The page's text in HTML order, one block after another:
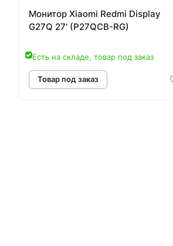
Монитор Xiaomi Redmi Display
G27Q 27' (P27QCB-RG)
Есть на складе, товар под заказ